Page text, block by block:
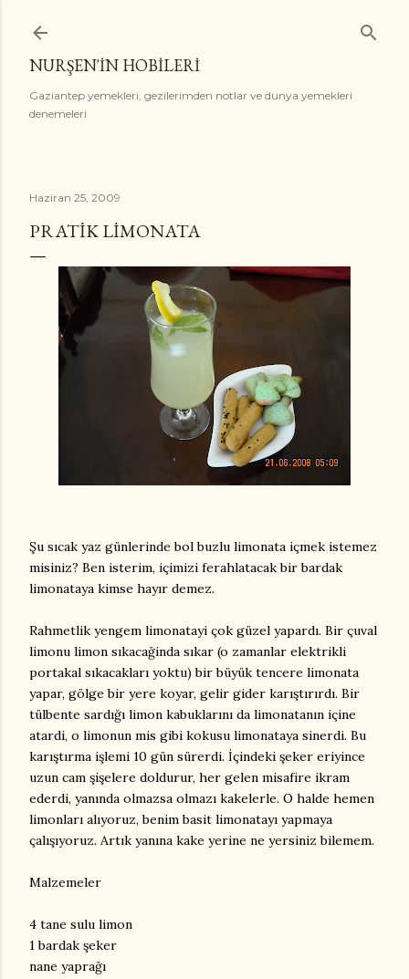
NURŞEN'İN HOBİLERİ
Gaziantep yemekleri, gezilerimden notlar ve dunya yemekleri
denemeleri
Haziran 25, 2009
PRATIK LIMONATA
Şu sıcak yaz günlerinde bol buzlu limonata içmek istemez
misiniz? Ben isterim, içimizi ferahlatacak bir bardak
limonataya kimse hayır demez.
Rahmetlik yengem limonatayi çok güzel yapardı. Bir çuval
limonu limon sıkacağinda sıkar (o zamanlar elektrikli
portakal sıkacakları yoktu) bir büyük tencere limonata
yapar, gölge bir yere koyar, gelir gider karıştırırdı. Bir
tülbente sardığı limon kabuklarını da limonatanın içine
atardi, o limonun mis gibi kokusu limonataya sinerdi. Bu
karıştırma işlemi 10 gün sürerdi. İçindeki şeker eriyince
uzun cam şişelere doldurur, her gelen misafire ikram
ederdi, yanında olmazsa olmazı kakelerle. O halde hemen
limonları alıyoruz, benim basit limonatayı yapmaya
çalışıyoruz. Artık yanına kake yerine ne yersiniz bilemem.
Malzemeler
4 tane sulu limon
1 bardak şeker
nane yaprağı